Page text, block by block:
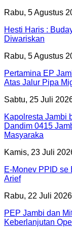
Rabu, 5 Agustus
Hesti Haris :
Diwariskan
Rabu, 5 Agustus
Pertamina EP
Atas Jalur Pipa
Sabtu, 25 Juli
Kapolresta Jambi
Dandim 0415
Masyaraka
Kamis, 23 Juli
E-Monev PPID se
Arief
Rabu, 22 Juli
PEP Jambi dan
Keberlanjutan